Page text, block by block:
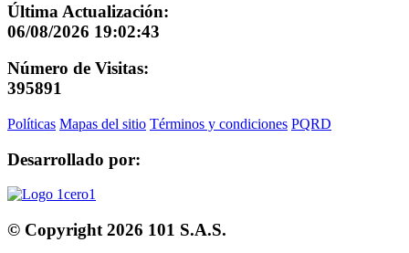
Última Actualización:
06/08/2026 19:02:43
Número de Visitas:
395891
Políticas Mapas del sitio Términos y condiciones PQRD
Desarrollado por:
© Copyright 2026 101 S.A.S.